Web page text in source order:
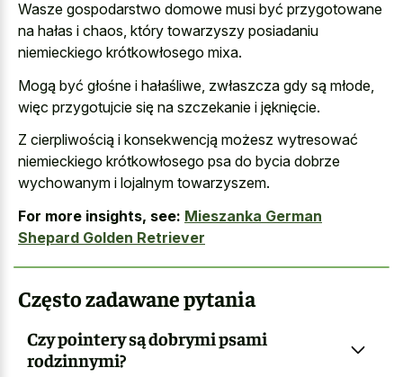
Wasze gospodarstwo domowe musi być przygotowane
na hałas i chaos, który towarzyszy posiadaniu
niemieckiego krótkowłosego mixa.
Mogą być głośne i hałaśliwe, zwłaszcza gdy są młode,
więc przygotujcie się na szczekanie i jęknięcie.
Z cierpliwością i konsekwencją możesz wytresować
niemieckiego krótkowłosego psa do bycia dobrze
wychowanym i lojalnym towarzyszem.
For more insights, see: Mieszanka German
Shepard Golden Retriever
Często zadawane pytania
Czy pointery są dobrymi psami
rodzinnymi?